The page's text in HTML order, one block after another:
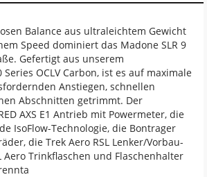
Balance aus ultraleichtem Gewicht
Speed dominiert das Madone SLR 9
Gefertigt aus unserem
OCLV Carbon, ist es auf maximale
Anstiegen, schnellen
Abschnitten getrimmt. Der
AXS E1 Antrieb mit Powermeter, die
IsoFlow-Technologie, die Bontrager
die Trek Aero RSL Lenker/Vorbau-
Aero Trinkflaschen und Flaschenhalter